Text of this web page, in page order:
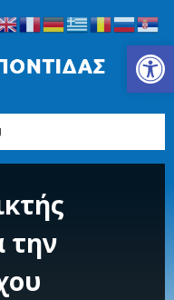
Ανοίξτε τη γραμμή εργαλείων
την